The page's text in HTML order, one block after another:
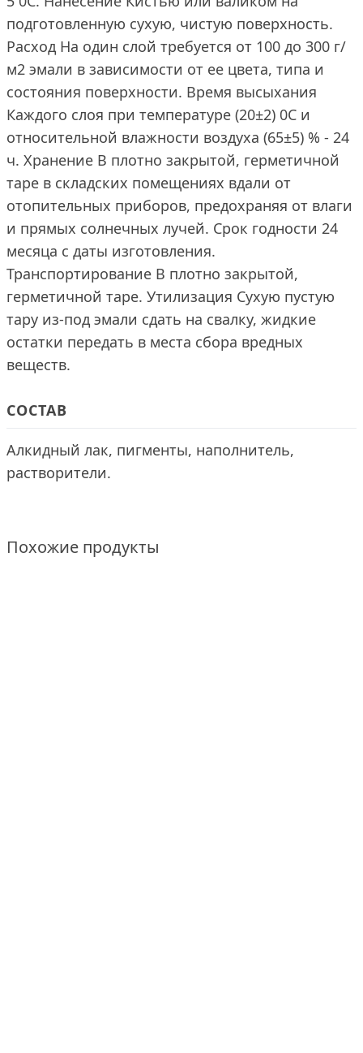
подготовленную сухую, чистую поверхность.
Расход На один слой требуется от 100 до 300 г/
м2 эмали в зависимости от ее цвета, типа и
состояния поверхности. Время высыхания
Каждого слоя при температуре (20±2) 0С и
относительной влажности воздуха (65±5) % - 24
ч. Хранение В плотно закрытой, герметичной
таре в складских помещениях вдали от
отопительных приборов, предохраняя от влаги
и прямых солнечных лучей. Срок годности 24
месяца с даты изготовления.
Транспортирование В плотно закрытой,
герметичной таре. Утилизация Сухую пустую
тару из-под эмали сдать на свалку, жидкие
остатки передать в места сбора вредных
веществ.
СОСТАВ
Алкидный лак, пигменты, наполнитель,
растворители.
Похожие продукты